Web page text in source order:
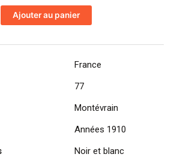
Ajouter au panier
France
77
Montévrain
Années 1910
Noir et blanc